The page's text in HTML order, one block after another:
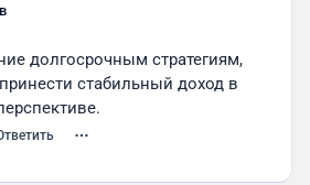
долгосрочным стратегиям,
стабильный доход в